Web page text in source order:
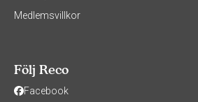
Medlemsvillkor
Följ Reco
Facebook